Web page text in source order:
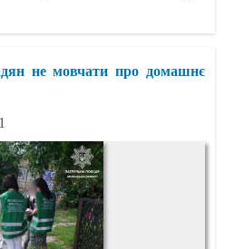
не мовчати про домашнє